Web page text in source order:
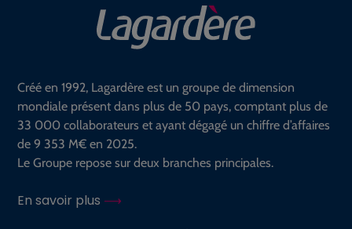
Créé en 1992, Lagardère est un groupe de dimension
mondiale présent dans plus de 50 pays, comptant plus de
33 000 collaborateurs et ayant dégagé un chiffre d’affaires
de 9 353 M€ en 2025.
Le Groupe repose sur deux branches principales.
En savoir plus